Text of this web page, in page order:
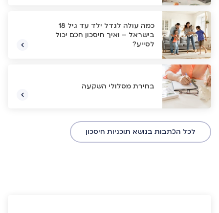
כמה עולה לגדל ילד עד גיל 18
בישראל – ואיך חיסכון חכם יכול
לסייע?
בחירת מסלולי השקעה
לכל הכתבות בנושא תוכניות חיסכון